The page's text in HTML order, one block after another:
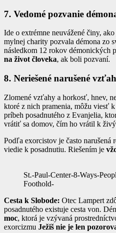
7. Vedomé pozvanie
Ide o extrémne neuvážené činy,
mylnej charity pozvala démona zo
následkom 12 rokov démonických
na život človeka, ak boli pozvaní.
8. Neriešené narušené
Zlomené vzťahy a horkosť, hnev,
ktoré z nich pramenia, môžu viesť
príbeh posadnutého z Evanjelia,
vrátiť sa domov, čím ho vrátil k
Podľa exorcistov je často narušená
viedie k posadnutiu. Riešením je
St.-Paul-Center-8-Ways-
Foothold-
Cesta k Slobode: Otec Lampert
posadnutého existuje cesta von.
moc, ktorá je vzývaná
exorcizmu Ježiš nie je len